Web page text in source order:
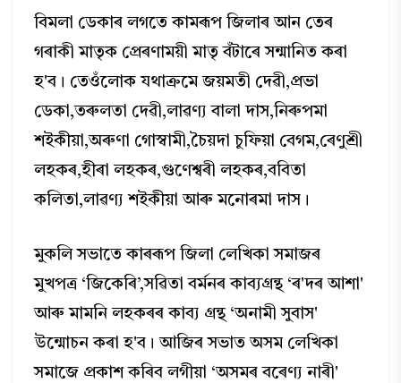
বিমলা ডেকাৰ লগতে কামৰূপ জিলাৰ আন তেৰ
গৰাকী মাতৃক প্রেৰণাময়ী মাতৃ বঁটাৰে সন্মানিত কৰা
হ'ব। তেওঁলোক যথাক্রমে জয়মতী দেৱী,প্ৰভা
ডেকা,তৰুলতা দেৱী,লাৱণ্য বালা দাস,নিৰুপমা
শইকীয়া,অৰুণা গোস্বামী,চৈয়দা চুফিয়া বেগম,ৰেণুশ্ৰী
লহকৰ,হীৰা লহকৰ,গুণেশ্বৰী লহকৰ,ববিতা
কলিতা,লাৱণ্য শইকীয়া আৰু মনোৰমা দাস।
মুকলি সভাতে কাৰৰূপ জিলা লেখিকা সমাজৰ
মুখপত্র ‘জিকেৰি’,সৱিতা বৰ্মনৰ কাব্যগ্ৰন্থ ‘ৰ'দৰ আশা'
আৰু মামনি লহকৰৰ কাব্য গ্রন্থ ‘অনামী সুবাস'
উন্মোচন কৰা হ'ব। আজিৰ সভাত অসম লেখিকা
সমাজে প্ৰকাশ কৰিব লগীয়া ‘অসমৰ বৰেণ্য নাৰী'